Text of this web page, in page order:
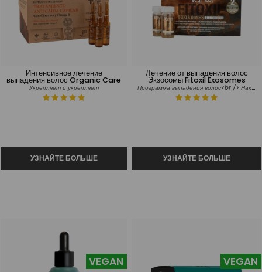
Интенсивное лечение
выпадения волос Organic Care
Укрепляет и укрепляет
Лечение от выпадения волос
Экзосомы Fitoxil Exosomes
Программа выпадения волос<br /> Наказанные волосы
VEGAN VEGAN